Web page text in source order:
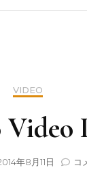
VIDEO
年8月11日 コ